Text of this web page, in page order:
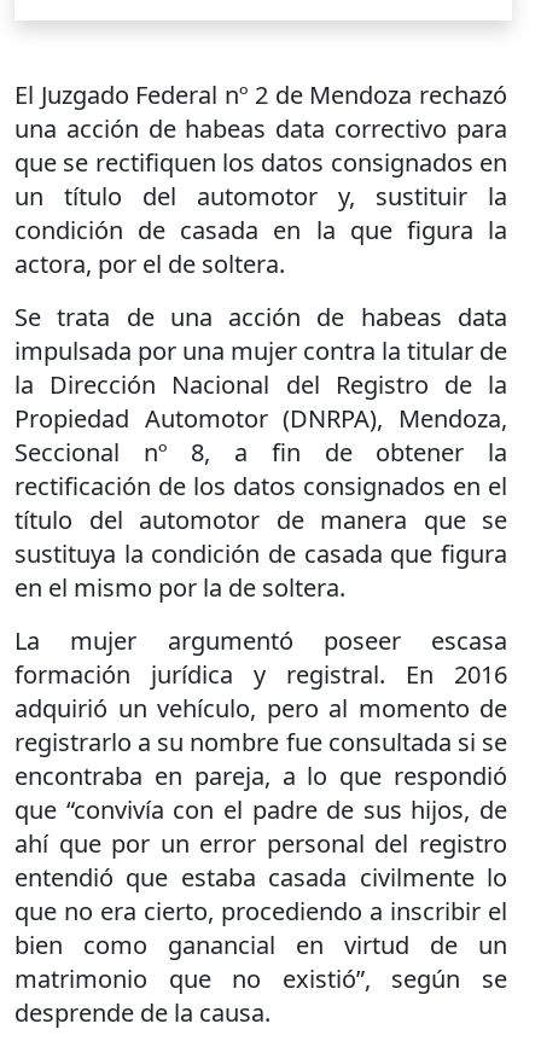
El Juzgado Federal nº 2 de Mendoza rechazó
una acción de habeas data correctivo para
que se rectifiquen los datos consignados en
un título del automotor y, sustituir la
condición de casada en la que figura la
actora, por el de soltera.
Se trata de una acción de habeas data
impulsada por una mujer contra la titular de
la Dirección Nacional del Registro de la
Propiedad Automotor (DNRPA), Mendoza,
Seccional nº 8, a fin de obtener la
rectificación de los datos consignados en el
título del automotor de manera que se
sustituya la condición de casada que figura
en el mismo por la de soltera.
La mujer argumentó poseer escasa
formación jurídica y registral. En 2016
adquirió un vehículo, pero al momento de
registrarlo a su nombre fue consultada si se
encontraba en pareja, a lo que respondió
que “convivía con el padre de sus hijos, de
ahí que por un error personal del registro
entendió que estaba casada civilmente lo
que no era cierto, procediendo a inscribir el
bien como ganancial en virtud de un
matrimonio que no existió”, según se
desprende de la causa.